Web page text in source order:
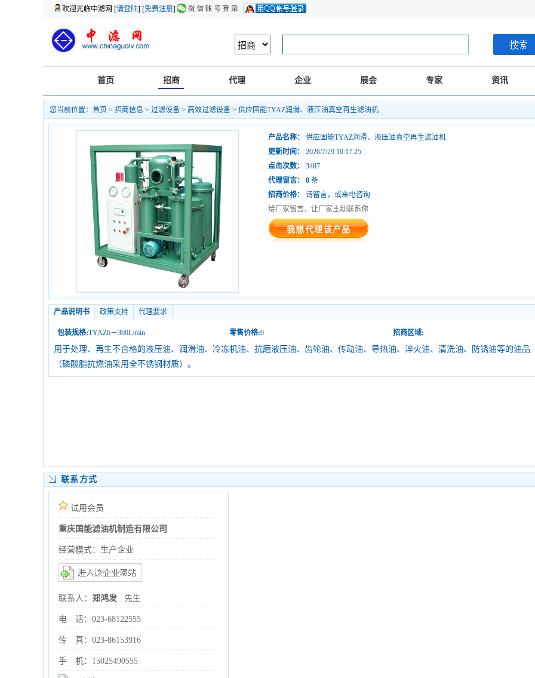
欢迎光临中滤网 [请登陆] [免费注册]
首页 招商 代理 企业 展会 专家 资讯
您当前位置： 首页 > 招商信息 > 过滤设备 > 高效过滤设备 > 供应国能TYAZ润滑、液压油真空再生滤油机
产品名称：
供应国能TYAZ润滑、液压油真空再生滤油机
更新时间：
2026/7/29 10:17:25
点击次数：
3487
代理留言：
0 条
招商价格：
请留言，或来电咨询
给厂家留言，让厂家主动联系你
产品说明书 政策支持 代理要求
包装规格:TYAZ6－300L/min 零售价格:0 招商区域:
用于处理、再生不合格的液压油、润滑油、冷冻机油、抗磨液压油、齿轮油、传动油、导热油、淬火油、清洗油、防锈油等的油品
（磷酸脂抗燃油采用全不锈钢材质）。
联系方式
试用会员
重庆国能滤油机制造有限公司
经营模式：生产企业
联系人： 郑鸿发 先生
电 话：023-68122555
传 真：023-86153916
手 机：15025490555